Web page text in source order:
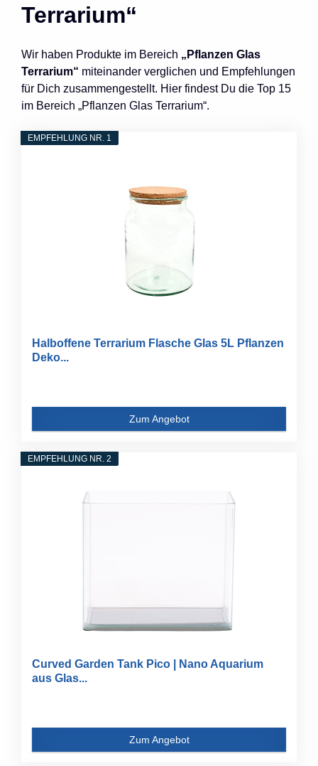
Terrarium“
Wir haben Produkte im Bereich „Pflanzen Glas
Terrarium“ miteinander verglichen und Empfehlungen
für Dich zusammengestellt. Hier findest Du die Top 15
im Bereich „Pflanzen Glas Terrarium“.
EMPFEHLUNG NR. 1
Halboffene Terrarium Flasche Glas 5L Pflanzen
Deko...
Zum Angebot
EMPFEHLUNG NR. 2
Curved Garden Tank Pico | Nano Aquarium
aus Glas...
Zum Angebot